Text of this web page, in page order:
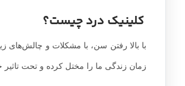
کلینیک درد چیست؟
با بالا رفتن سن، با مشکلات و
زمان زندگی ما را مختل کرده و تحت